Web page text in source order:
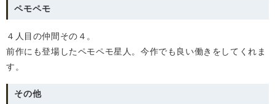
ペモペモ
４人目の仲間その４。
前作にも登場したペモペモ星人。今作でも良い働きをしてくれま
す。
その他